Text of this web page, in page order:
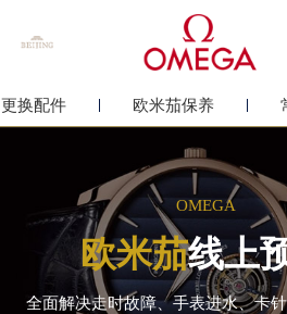
更换配件 欧米茄保养
OMEGA
欧米茄线上
全面解决走时故障、手表进水、卡